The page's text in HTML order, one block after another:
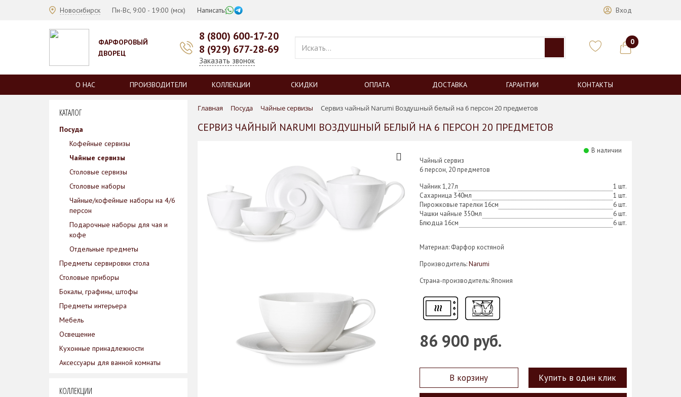
Новосибирск Пн-Вс, 9:00 - 19:00 (мск) Написать: Вход
ФАРФОРОВЫЙ
ДВОРЕЦ
8 (800) 600-17-20
8 (929) 677-28-69
Заказать звонок
0
О НАС ПРОИЗВОДИТЕЛИ КОЛЛЕКЦИИ СКИДКИ ОПЛАТА ДОСТАВКА ГАРАНТИИ КОНТАКТЫ
Главная Посуда Чайные сервизы Сервиз чайный Narumi Воздушный белый на 6 персон 20 предметов
СЕРВИЗ ЧАЙНЫЙ NARUMI ВОЗДУШНЫЙ БЕЛЫЙ НА 6 ПЕРСОН 20 ПРЕДМЕТОВ
В наличии
Чайный сервиз
6 персон, 20 предметов
1 шт.
Чайник 1,27л
1 шт.
Сахарница 340мл
6 шт.
Пирожковые тарелки 16см
6 шт.
Чашки чайные 350мл
6 шт.
Блюдца 16см
Материал: Фарфор костяной
Производитель:Narumi
Страна-производитель: Япония
86 900 руб.
В корзину Купить в один клик
КАТАЛОГ
Посуда
Кофейные сервизы
Чайные сервизы
Столовые сервизы
Столовые наборы
Чайные/кофейные наборы на 4/6
персон
Подарочные наборы для чая и
кофе
Отдельные предметы
Предметы сервировки стола
Столовые приборы
Бокалы, графины, штофы
Предметы интерьера
Мебель
Освещение
Кухонные принадлежности
Аксессуары для ванной комнаты
КОЛЛЕКЦИИ